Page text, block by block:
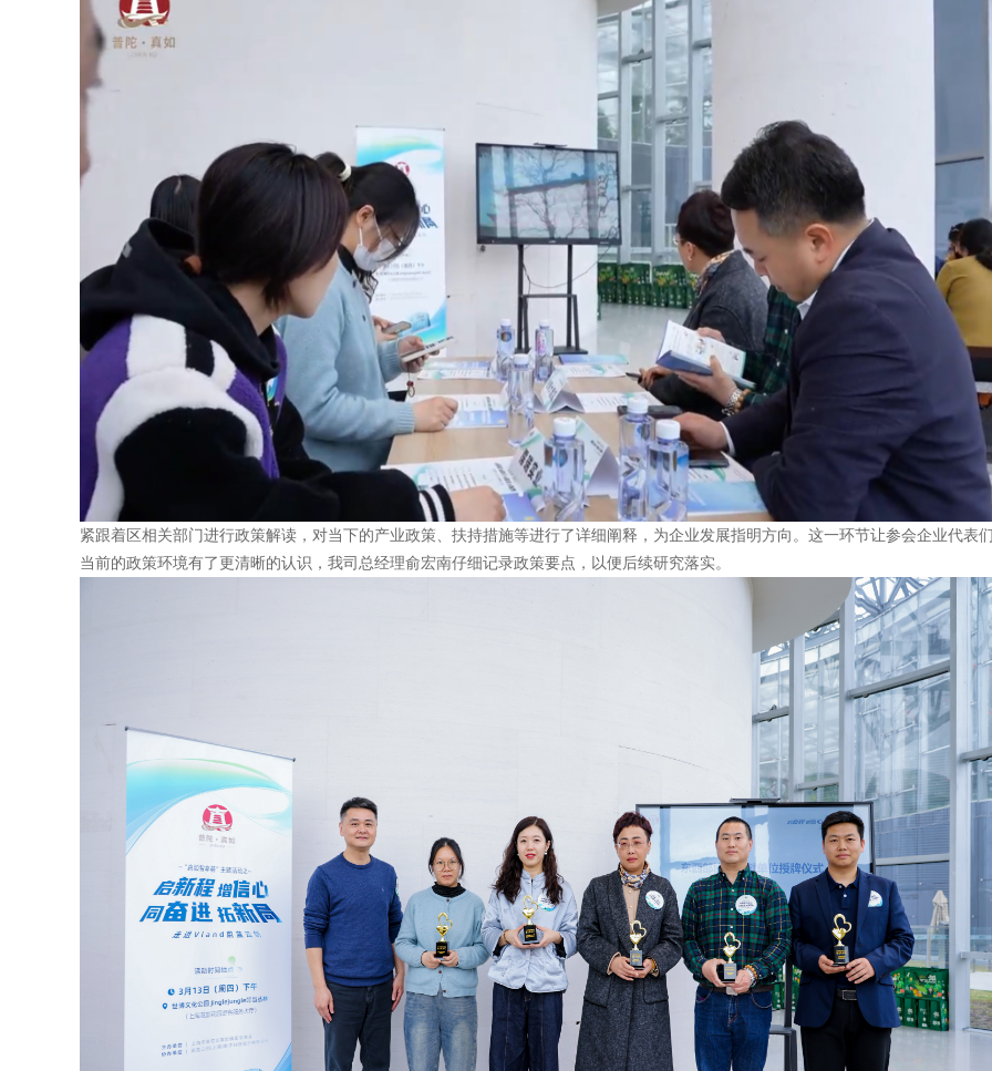
紧跟着区相关部门进行政策解读，对当下的产业政策、扶持措施等进行了详细阐释，为企业发展指明方向。这一环节让参会企业代表
当前的政策环境有了更清晰的认识，我司总经理俞宏南仔细记录政策要点，以便后续研究落实。